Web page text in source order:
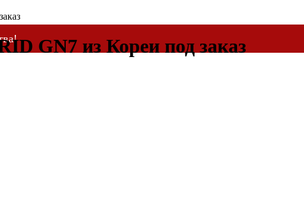
только по выставленному счету на Т-банк от ИП
GN7 из Кореи под заказ